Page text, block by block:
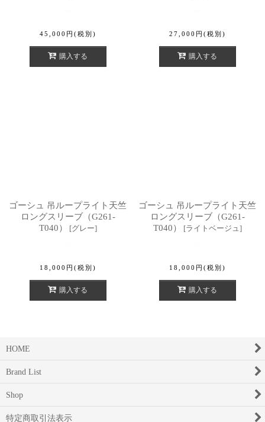
45,000 円 (税別)
購入する
27,000 円 (税別)
購入する
ゴーシュ 吊ループライト天竺
ロングスリーブ（G261-
T040）
[グレー]
18,000 円 (税別)
購入する
ゴーシュ 吊ループライト天竺
ロングスリーブ（G261-
T040）
[ライトベージュ ]
18,000 円 (税別)
購入する
HOME
Brand List
Shop
特定商取引法表示